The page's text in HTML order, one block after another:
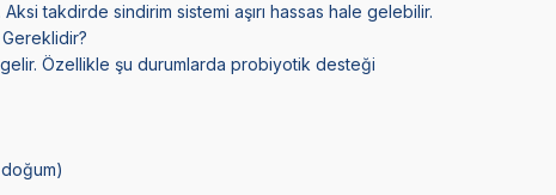
takdirde sindirim sistemi aşırı hassas hale gelebilir.
Özellikle şu durumlarda probiyotik desteği